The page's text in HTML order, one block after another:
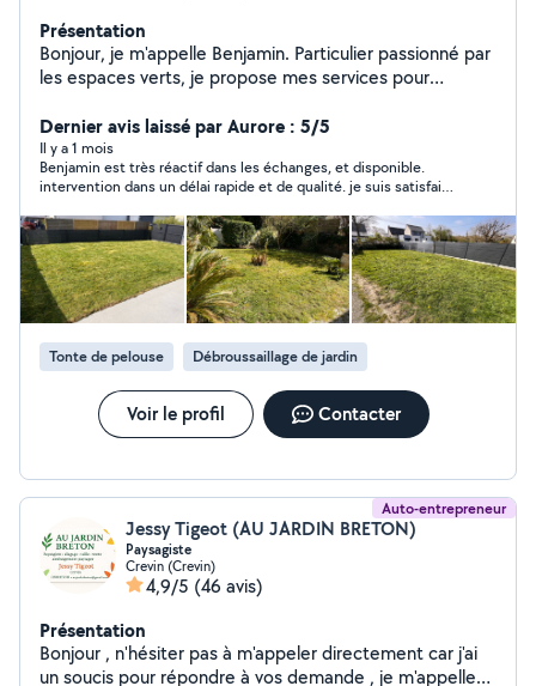
Présentation
Bonjour, je m'appelle Benjamin. Particulier passionné par
les espaces verts, je propose mes services pour
professionnel, j'aime le travail bien fait et le contact
avec la nature. Je dispose de tout le matériel
nécessaire pour réaliser des prestations de qualité. Je
réalise : * Tonte de pelouse * Débroussaillage *
Nettoyage de terrasses, murets et autres surfaces
extérieures N'hésitez pas à me contacter pour plus
d'informations. l
Dernier avis laissé par Aurore : 5/5
Il y a 1 mois
Benjamin est très réactif dans les échanges, et disponible.
intervention dans un délai rapide et de qualité. je suis satisfaite
Tonte de pelouse Débroussaillage de jardin
Voir le profil Contacter
Auto-entrepreneur
Jessy Tigeot (AU JARDIN BRETON)
Paysagiste
Crevin (Crevin)
4,9/5 (46 avis)
Présentation
Bonjour , n'hésiter pas à m'appeler directement car j'ai
un soucis pour répondre à vos demande , je m'appelle